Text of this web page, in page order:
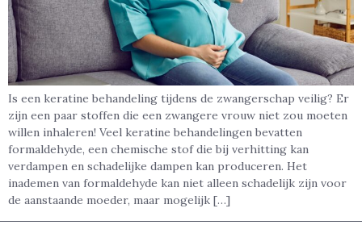
Is een keratine behandeling tijdens de zwangerschap veilig? Er
zijn een paar stoffen die een zwangere vrouw niet zou moeten
willen inhaleren! Veel keratine behandelingen bevatten
formaldehyde, een chemische stof die bij verhitting kan
verdampen en schadelijke dampen kan produceren. Het
inademen van formaldehyde kan niet alleen schadelijk zijn voor
de aanstaande moeder, maar mogelijk […]